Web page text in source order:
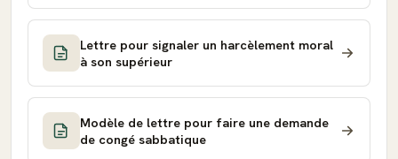
Lettre pour signaler un harcèlement moral
à son supérieur
Modèle de lettre pour faire une demande
de congé sabbatique